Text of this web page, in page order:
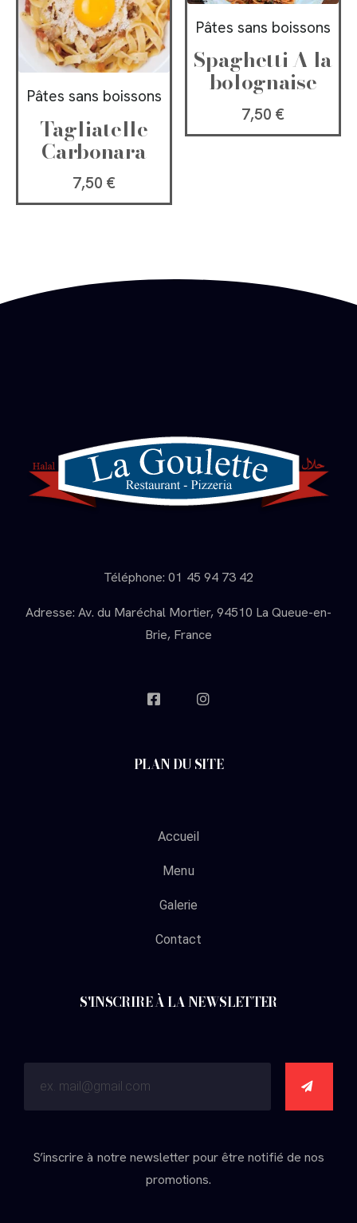
Pâtes sans boissons
Tagliatelle
Carbonara
7,50 €
Pâtes sans boissons
Spaghetti A la
bolognaise
7,50€
Téléphone: 01 45 94 73 42
Adresse: Av. du Maréchal Mortier, 94510 La Queue-en-
Brie, France
PLAN DU SITE
Accueil
Menu
Galerie
Contact
S'INSCRIRE À LA NEWSLETTER
S’inscrire à notre newsletter pour être notifié de nos
promotions.